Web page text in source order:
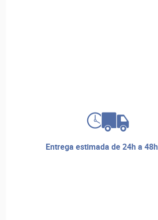
entrega estimada de 24h a 48h